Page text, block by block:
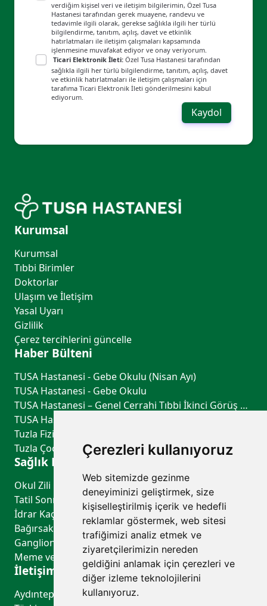
Çerezleri kullanıyoruz
Web sitemizde gezinme
deneyiminizi geliştirmek, size
kişiselleştirilmiş içerik ve hedefli
reklamlar göstermek, web sitesi
trafiğimizi analiz etmek ve
ziyaretçilerimizin nereden
geldiğini anlamak için çerezleri ve
diğer izleme teknolojilerini
kullanıyoruz.
verdiğim kişisel veri ve iletişim bilgilerimin, Özel Tusa
Hastanesi tarafından gerek muayene, randevu ve
tedavimle ilgili olarak, gerekse sağlıkla ilgili her türlü
bilgilendirme, tanıtım, açılış, davet ve etkinlik
hatırlatmaları ile iletişim çalışmaları kapsamında
işlenmesine muvafakat ediyor ve onay veriyorum.
Ticari Elektronik İleti: Özel Tusa Hastanesi tarafından
sağlıkla ilgili her türlü bilgilendirme, tanıtım, açılış, davet
ve etkinlik hatırlatmaları ile iletişim çalışmaları için
tarafıma Ticari Elektronik İleti gönderilmesini kabul
ediyorum.
Kaydol
Kurumsal
Kurumsal
Tıbbi Birimler
Doktorlar
Ulaşım ve İletişim
Yasal Uyarı
Gizlilik
Çerez tercihlerini güncelle
Haber Bülteni
TUSA Hastanesi - Gebe Okulu (Nisan Ayı)
TUSA Hastanesi - Gebe Okulu
TUSA Hastanesi – Genel Cerrahi Tıbbi İkinci Görüş Hizmeti
Tuzla Fiziksel Tıp ve Rehabilitasyon - TUSA Hastanesi
Tuzla Çocuk Sağlığı ve Hastalıkları - TUSA Hastanesi
Sağlık Rehberi
Bağırsak Sağlığının Genel Sağlık Üzerindeki Etkileri
İletişim
Aydıntepe Mah. Güzin Sk. No:6 34959 Tuzla/İstanbul,